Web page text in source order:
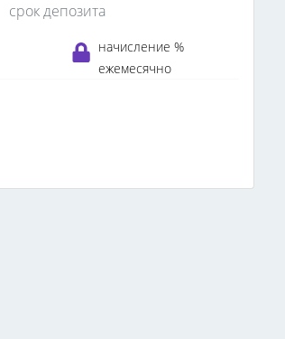
срок депозита
начисление %
ежемесячно